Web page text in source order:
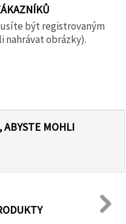
být registrovaným
nahrávat obrázky).
ABYSTE MOHLI